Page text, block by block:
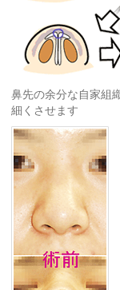
鼻先の余分な自家組
細くさせます